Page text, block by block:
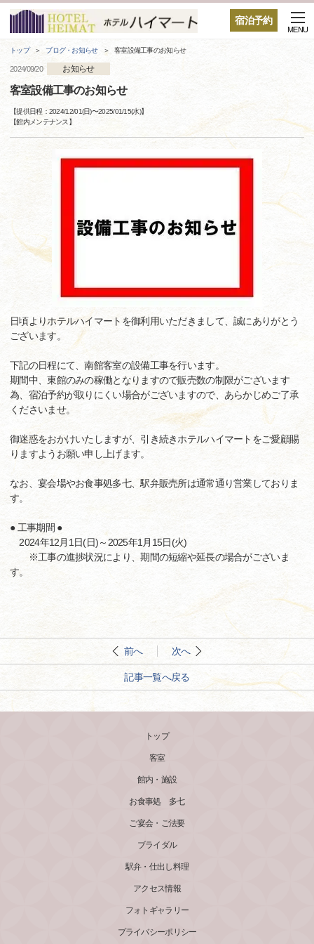
宿泊予約
MENU
トップ ブログ・お知らせ 客室設備工事のお知らせ
2024/09/20 お知らせ
客室設備工事のお知らせ
【提供日程：2024/12/01(日)〜2025/01/15(水)】
【館内メンテナンス 】
日頃よりホテルハイマートを御利用いただきまして、誠にありがとう
ございます。
下記の日程にて、南館客室の設備工事を行います。
期間中、東館のみの稼働となりますので販売数の制限がございます
為、宿泊予約が取りにくい場合がございますので、あらかじめご了承
くださいませ。
御迷惑をおかけいたしますが、引き続きホテルハイマートをご愛顧賜
りますようお願い申し上げます。
なお、宴会場やお食事処多七、駅弁販売所は通常通り営業しておりま
す。
● 工事期間 ●
2024年12月1日(日)～2025年1月15日(火)
※工事の進捗状況により、期間の短縮や延長の場合がございま
す。
前へ 次へ
記事一覧へ戻る
トップ
客室
館内・施設
お食事処 多七
ご宴会・ご法要
ブライダル
駅弁・仕出し料理
アクセス情報
フォトギャラリー
プライバシーポリシー